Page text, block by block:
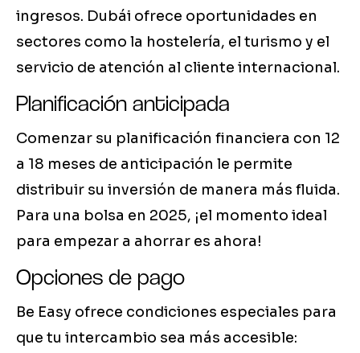
ingresos. Dubái ofrece oportunidades en
sectores como la hostelería, el turismo y el
servicio de atención al cliente internacional.
Planificación anticipada
Comenzar su planificación financiera con 12
a 18 meses de anticipación le permite
distribuir su inversión de manera más fluida.
Para una bolsa en 2025, ¡el momento ideal
para empezar a ahorrar es ahora!
Opciones de pago
Be Easy ofrece condiciones especiales para
que tu intercambio sea más accesible: